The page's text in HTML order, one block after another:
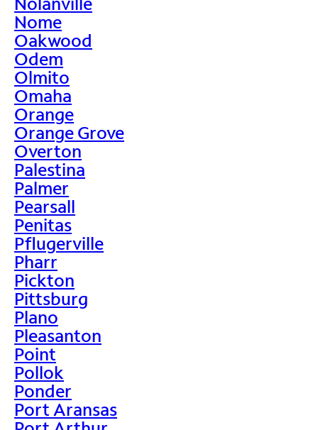
Nome
Oakwood
Odem
Olmito
Omaha
Orange
Orange Grove
Overton
Palestina
Palmer
Pearsall
Penitas
Pflugerville
Pharr
Pickton
Pittsburg
Plano
Pleasanton
Point
Pollok
Ponder
Port Aransas